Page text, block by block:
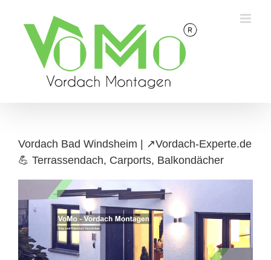
content
Vordach Bad Windsheim | ↗️Vordach-Experte.de
💪 Terrassendach, Carports, Balkondächer